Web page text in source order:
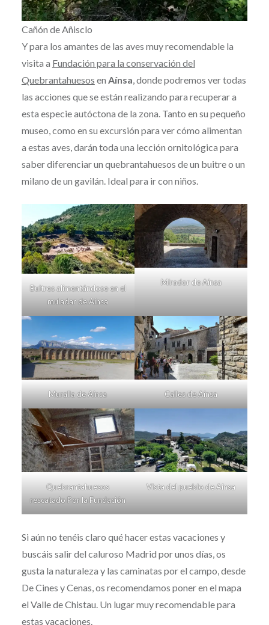
Cañón de Añisclo
Y para los amantes de las aves muy recomendable la
visita a Fundación para la conservación del
Quebrantahuesos en Aínsa, donde podremos ver todas
las acciones que se están realizando para recuperar a
esta especie autóctona de la zona. Tanto en su pequeño
museo, como en su excursión para ver cómo alimentan
a estas aves, darán toda una lección ornitológica para
saber diferenciar un quebrantahuesos de un buitre o un
milano de un gavilán. Ideal para ir con niños.
Buitres alimentándose en el
muladar de Aínsa
Mirador de Aínsa
Muralla de Aínsa Calles de Aínsa
Quebrantahuesos
rescatado Por la Fundación
Vista del pueblo de Aínsa
Si aún no tenéis claro qué hacer estas vacaciones y
buscáis salir del caluroso Madrid por unos días, os
gusta la naturaleza y las caminatas por el campo, desde
De Cines y Cenas, os recomendamos poner en el mapa
el Valle de Chistau. Un lugar muy recomendable para
estas vacaciones.